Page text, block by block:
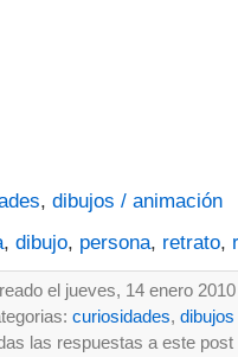
, dibujos / animación
, dibujo, persona, retrato,
el jueves, 14 enero
curiosidades,
las respuestas a este